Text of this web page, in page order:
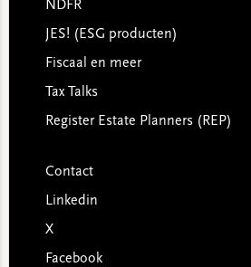
NDFR
JES! (ESG producten)
Fiscaal en meer
Tax Talks
Register Estate Planners (REP)
Contact
Linkedin
X
Facebook